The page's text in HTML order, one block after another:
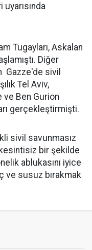
Tugayları, Askalan
Diğer
Gazze'de sivil
Tel Aviv,
ve Ben Gurion
gerçekleştirmişti.
sivil savunmasız
kesintisiz bir şekilde
ablukasını iyice
ve susuz bırakmak